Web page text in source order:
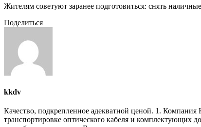
Жителям советуют заранее подготовиться: снять
Поделиться
kkdv
Качество, подкрепленное адекватной ценой. 1.
транспортировке оптического кабеля и комплектующих